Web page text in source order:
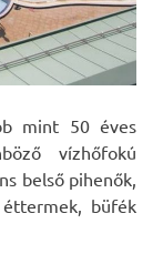
mint 50 éves
vízhőfokú
belső pihenők,
éttermek, büfék